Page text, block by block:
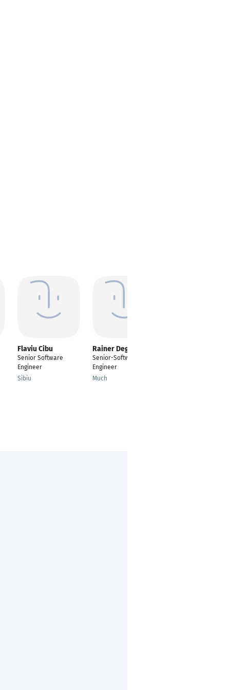
Flaviu Cibu
Senior Software
Engineer
Sibiu
Rainer Degen
Senior-Software-
Engineer
Much